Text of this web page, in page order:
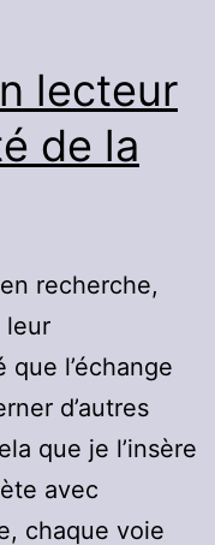
lecteur
de la
recherche,
leur
que l’échange
d’autres
que je l’insère
avec
chaque voie